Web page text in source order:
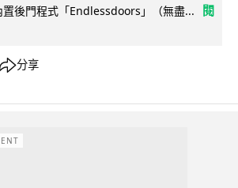
後門程式「Endlessdoors」（無盡...
閱
分享